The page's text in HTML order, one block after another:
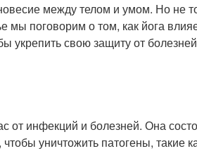
между телом и умом. Но не
мы поговорим о том, как йога
укрепить свою защиту от
от инфекций и болезней. Она
уничтожить патогены, такие